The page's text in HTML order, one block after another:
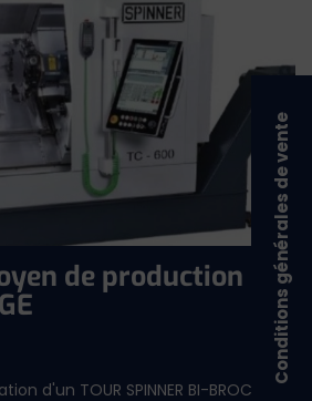
Conditions générales de vente
de production
d'un TOUR SPINNER BI-BROCHE